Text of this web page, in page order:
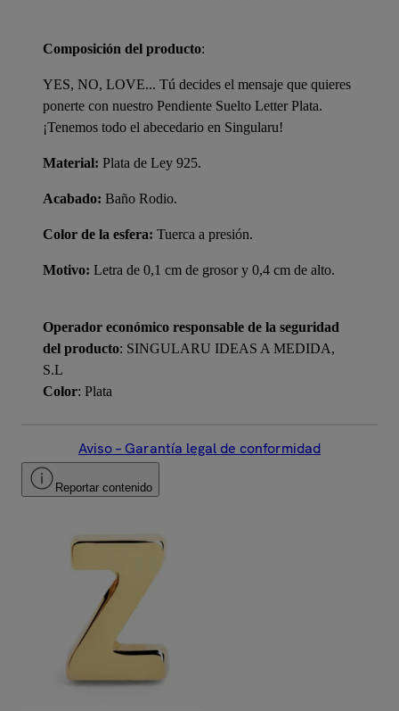
Composición del producto:
YES, NO, LOVE... Tú decides el mensaje que quieres
ponerte con nuestro Pendiente Suelto Letter Plata.
¡Tenemos todo el abecedario en Singularu!
Material: Plata de Ley 925.
Acabado: Baño Rodio.
Color de la esfera: Tuerca a presión.
Motivo: Letra de 0,1 cm de grosor y 0,4 cm de alto.
Operador económico responsable de la seguridad
del producto: SINGULARU IDEAS A MEDIDA,
S.L
Color: Plata
Aviso – Garantía legal de conformidad
Reportar contenido